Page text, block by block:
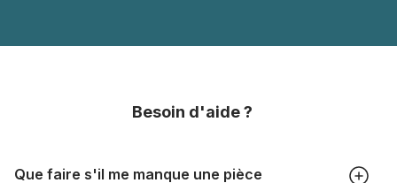
Besoin d'aide ?
Que faire s'il me manque une pièce